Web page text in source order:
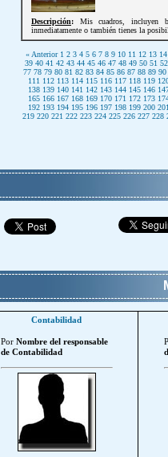
Descripción: Mis cuadros, incluyen
inmediatamente o también tienes la
« Anterior 1 2 3 4 5 6 7 8 9 10 11 12 13 14
39 40 41 42 43 44 45 46 47 48 49 50 51 52
77 78 79 80 81 82 83 84 85 86 87 88 89 90
111 112 113 114 115 116 117 118 119
138 139 140 141 142 143 144 145 146
165 166 167 168 169 170 171 172 173
192 193 194 195 196 197 198 199 200 201
219 220 221 222 223 224 225 226 227 228
Contabilidad
Por Nombre del responsable
de Contabilidad